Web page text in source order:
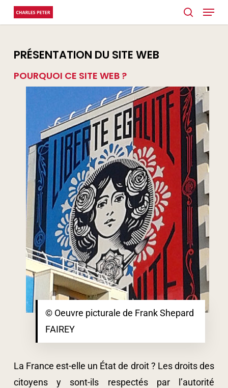
Skip
to
content
search
Menu
PRÉSENTATION DU SITE WEB
POURQUOI CE SITE WEB ?
© Oeuvre picturale de Frank Shepard
FAIREY
La France est-elle un État de droit ? Les droits des
citoyens y sont-ils respectés par l’autorité